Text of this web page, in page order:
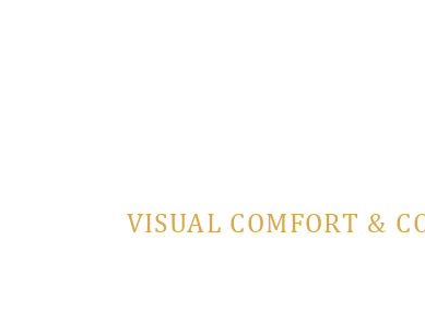
VISUAL COMFORT &